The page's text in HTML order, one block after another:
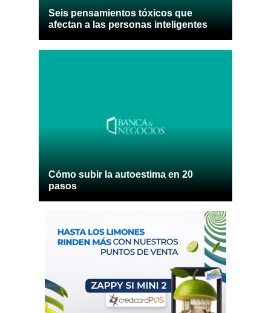
Seis pensamientos tóxicos que
afectan a las personas inteligentes
Cómo subir la autoestima en 20
pasos